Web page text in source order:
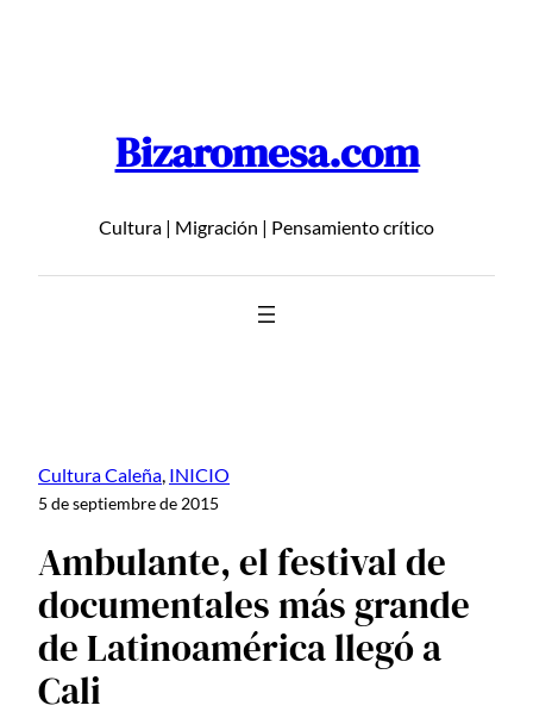
Bizaromesa.com
Cultura | Migración | Pensamiento crítico
Cultura Caleña INICIO
5 de septiembre de 2015
Ambulante, el festival de
documentales más grande
de Latinoamérica llegó a
Cali